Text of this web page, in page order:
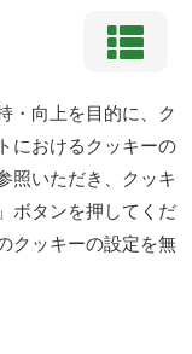
・向上を目的に、ク
におけるクッキーの
照いただき、クッキ
ボタンを押してくだ
クッキーの設定を無